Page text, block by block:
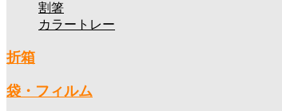
割箸
カラートレー
折箱
袋・フィルム